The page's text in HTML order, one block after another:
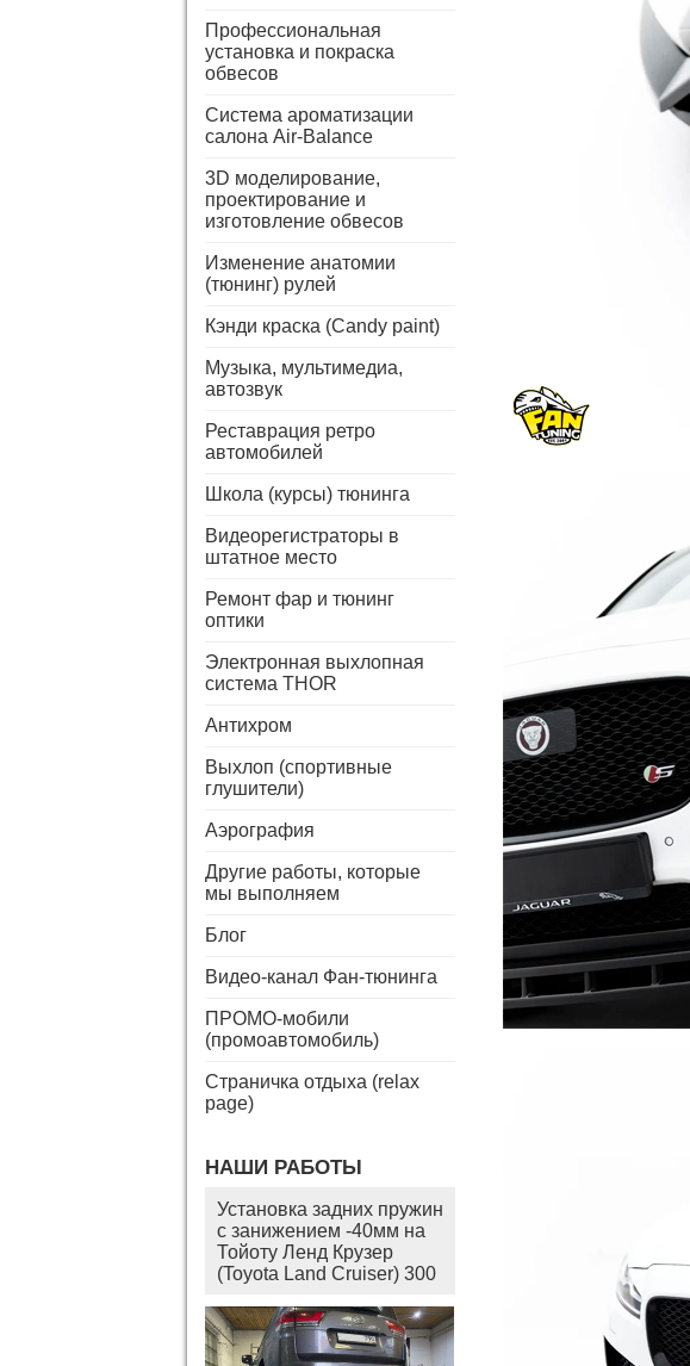
Профессиональная
установка и покраска
обвесов
Система ароматизации
салона Air-Balance
3D моделирование,
проектирование и
изготовление обвесов
Изменение анатомии
(тюнинг) рулей
Кэнди краска (Candy paint)
Музыка, мультимедиа,
автозвук
Реставрация ретро
автомобилей
Школа (курсы) тюнинга
Видеорегистраторы в
штатное место
Ремонт фар и тюнинг
оптики
Электронная выхлопная
система THOR
Антихром
Выхлоп (спортивные
глушители)
Аэрография
Другие работы, которые
мы выполняем
Блог
Видео-канал Фан-тюнинга
ПРОМО-мобили
(промоавтомобиль)
Страничка отдыха (relax
page)
НАШИ РАБОТЫ
Установка задних пружин
с занижением -40мм на
Тойоту Ленд Крузер
(Toyota Land Cruiser) 300